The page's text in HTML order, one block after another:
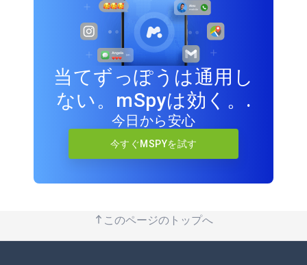
当てずっぽうは通用し
ない。mSpyは効く。.
今日から安心
今すぐMSPYを試す
このページのトップへ